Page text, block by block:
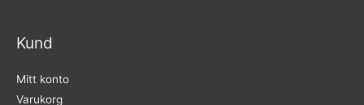
Kund
Mitt konto
Varukorg